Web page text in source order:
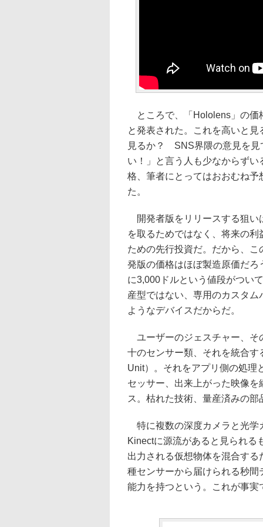
ところで、「Hololens」の価
と発表された。これを高いと見
見るか？ SNS界隈の意見を見
い！」と言う人も少なからずい
格、筆者にとってはおおむね予
た。
開発者版をリリースする狙い
を取るためではなく、将来の利
ための先行投資だ。だから、こ
発版の価格はほぼ製造原価だろ
に3,000ドルという値段がつい
産型ではない、専用のカスタム
ようなデバイスだからだ。
ユーザーのジェスチャー、そ
十のセンサー類、それを統合
Unit）。それをアプリ側の処理
セッサー、出来上がった映像
ス。枯れた技術、量産済みの
特に複数の深度カメラと光学
Kinectに源流があると見られる
出力される仮想物体を混合す
種センサーから届けられる秒
能力を持つという。これが事